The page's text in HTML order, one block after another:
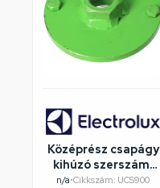
Középrész csapágy
kihúzó szerszám,
ELECTROLUX
n/a•Cikkszám: UCS900